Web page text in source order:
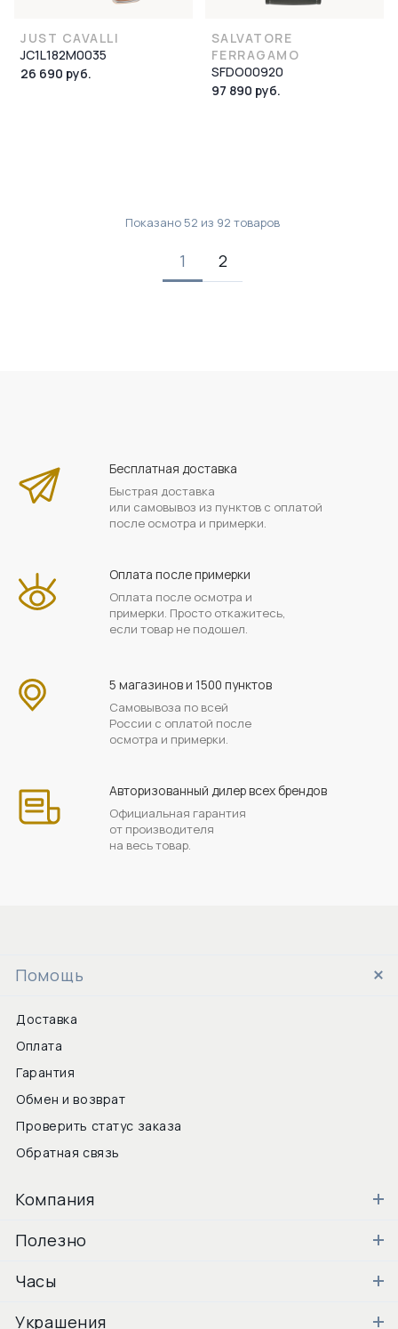
JUST CAVALLI
JC1L182M0035
26 690 руб.
SALVATORE
FERRAGAMO
SFDO00920
97 890 руб.
Показано 52 из 92 товаров
1 2
Бесплатная доставка
Быстрая доставка
или самовывоз из пунктов с оплатой
после осмотра и примерки.
Оплата после примерки
Оплата после осмотра и
примерки. Просто откажитесь,
если товар не подошел.
5 магазинов и 1500 пунктов
Самовывоза по всей
России с оплатой после
осмотра и примерки.
Авторизованный дилер всех брендов
Официальная гарантия
от производителя
на весь товар.
Помощь
Доставка
Оплата
Гарантия
Обмен и возврат
Проверить статус заказа
Обратная связь
Компания
Полезно
Часы
Украшения